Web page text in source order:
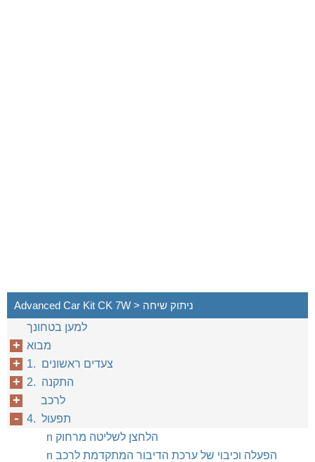
Advanced Car Kit CK 7W > ניתוק שיחה
למען בטחונך
מבוא
1. צעדים ראשונים
2. התקנה
לרכב
4. תפעול
n הלחצן לשליטה מרחוק
n הפעלה וכיבוי של ערכת הדיבור המתקדמת לרכב